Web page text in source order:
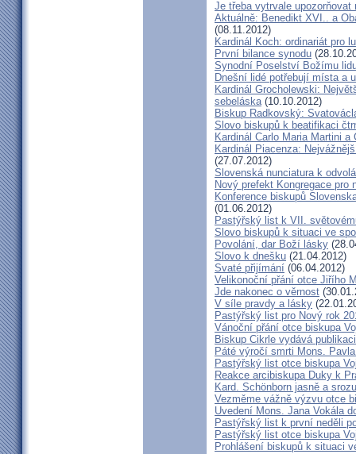
Je třeba vytrvale
Aktuálně: Benedikt XVI.. a
(08.11.2012)
Kardinál Koch: ordinariát pro
První bilance synodu
Synodní Poselství Božímu
Dnešní lidé potřebují místa a
Kardinál Grocholewski:
sebeláska(10.10.2012)
Biskup Radkovský:
Slovo biskupů k beatifikaci
Kardinál Carlo Maria Martini
Kardinál Piacenza:
(27.07.2012)
Slovenská nunciatura k
Nový prefekt Kongregace pro
Konference biskupů
(01.06.2012)
Pastýřský list k VII.
Slovo biskupů k situaci ve
Povolání, dar Boží lásky
Slovo k dnešku (21.04.2012)
Svaté přijímání (06.04.2012)
Velikonoční přání otce Jiřího
Jde nakonec o věrnost
V síle pravdy a lásky
Pastýřský list pro Nový rok
Vánoční přání otce biskupa
Biskup Cikrle vydává
Páté výročí smrti Mons.
Pastýřský list otce biskupa
Reakce arcibiskupa Duky k
Kard. Schönborn jasně a
Vezměme vážně výzvu otce
Uvedení Mons. Jana Vokála
Pastýřský list k první neděli
Pastýřský list otce biskupa
Prohlášení biskupů k situaci